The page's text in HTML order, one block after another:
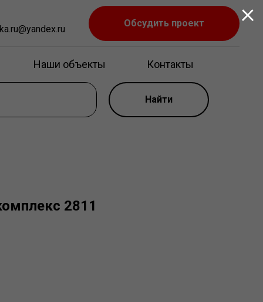
Обсудить проект
Наши объекты Контакты
Найти
2811